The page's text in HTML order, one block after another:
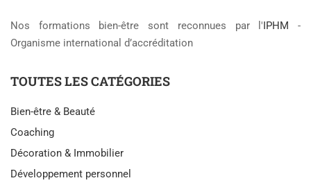
Nos formations bien-être sont reconnues par l'IPHM -
Organisme international d’accréditation
TOUTES LES CATÉGORIES
Bien-être & Beauté
Coaching
Décoration & Immobilier
Développement personnel